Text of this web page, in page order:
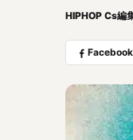
HIPHOP Cs編
Facebook